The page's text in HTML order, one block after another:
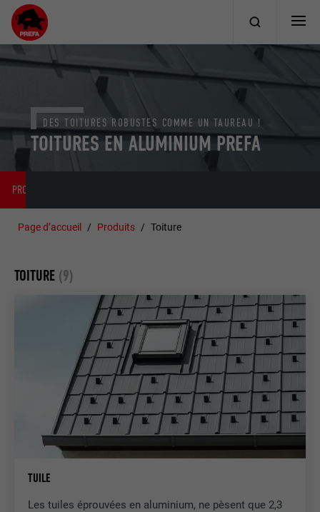
TOITURES EN ALUMINIUM PREFA
DES TOITURES ROBUSTES COMME UN TAUREAU !
PRODUITS
Page d’accueil Produits Toiture
TOITURE (9)
TUILE
Les tuiles éprouvées en aluminium, ne pèsent que 2,3